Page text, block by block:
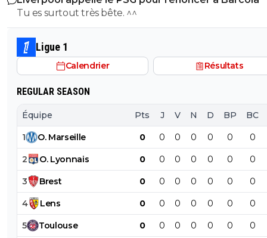
PSG.
Tu es surtout très bête. ^^
Ligue 1
Calendrier Résultats
REGULAR SEASON
Équipe Pts J V N D BP BC
1 O. Marseille 0 0 0 0 0 0 0
2 O. Lyonnais 0 0 0 0 0 0 0
3 Brest 0 0 0 0 0 0 0
4 Lens 0 0 0 0 0 0 0
5 Toulouse 0 0 0 0 0 0 0